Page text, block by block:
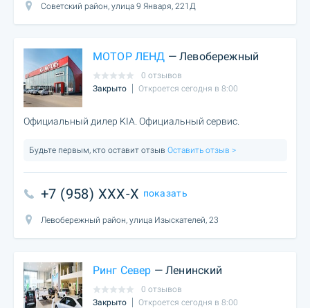
Советский район, улица 9 Января, 221Д
МОТОР ЛЕНД — Левобережный
0 отзывов
Закрыто
Откроется сегодня в 8:00
Официальный дилер KIA. Официальный сервис.
Будьте первым, кто оставит отзыв Оставить отзыв >
+7 (958) XXX-X показать
Левобережный район, улица Изыскателей, 23
Ринг Север — Ленинский
0 отзывов
Закрыто
Откроется сегодня в 8:00